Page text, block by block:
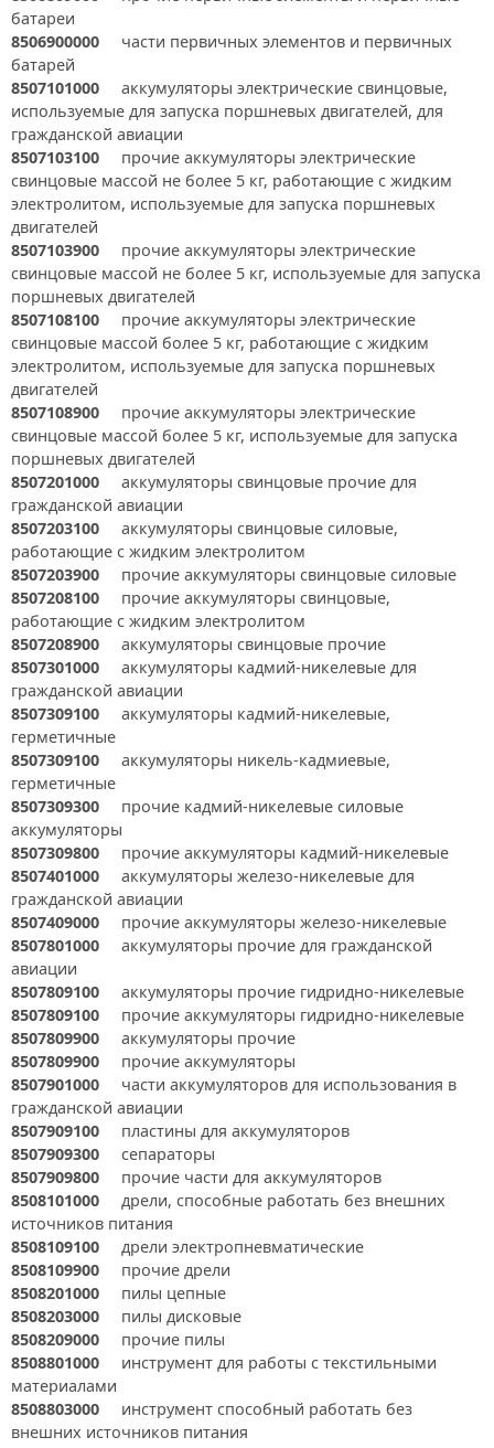
батареи
8506900000 части первичных элементов и первичных
батарей
8507101000 аккумуляторы электрические свинцовые,
используемые для запуска поршневых двигателей, для
гражданской авиации
8507103100 прочие аккумуляторы электрические
свинцовые массой не более 5 кг, работающие с жидким
электролитом, используемые для запуска поршневых
двигателей
8507103900 прочие аккумуляторы электрические
свинцовые массой не более 5 кг, используемые для запуска
поршневых двигателей
8507108100 прочие аккумуляторы электрические
свинцовые массой более 5 кг, работающие с жидким
электролитом, используемые для запуска поршневых
двигателей
8507108900 прочие аккумуляторы электрические
свинцовые массой более 5 кг, используемые для запуска
поршневых двигателей
8507201000 аккумуляторы свинцовые прочие для
гражданской авиации
8507203100 аккумуляторы свинцовые силовые,
работающие с жидким электролитом
8507203900 прочие аккумуляторы свинцовые силовые
8507208100 прочие аккумуляторы свинцовые,
работающие с жидким электролитом
8507208900 аккумуляторы свинцовые прочие
8507301000 аккумуляторы кадмий-никелевые для
гражданской авиации
8507309100 аккумуляторы кадмий-никелевые,
герметичные
8507309100 аккумуляторы никель-кадмиевые,
герметичные
8507309300 прочие кадмий-никелевые силовые
аккумуляторы
8507309800 прочие аккумуляторы кадмий-никелевые
8507401000 аккумуляторы железо-никелевые для
гражданской авиации
8507409000 прочие аккумуляторы железо-никелевые
8507801000 аккумуляторы прочие для гражданской
авиации
8507809100 аккумуляторы прочие гидридно-никелевые
8507809100 прочие аккумуляторы гидридно-никелевые
8507809900 аккумуляторы прочие
8507809900 прочие аккумуляторы
8507901000 части аккумуляторов для использования в
гражданской авиации
8507909100 пластины для аккумуляторов
8507909300 сепараторы
8507909800 прочие части для аккумуляторов
8508101000 дрели, способные работать без внешних
источников питания
8508109100 дрели электропневматические
8508109900 прочие дрели
8508201000 пилы цепные
8508203000 пилы дисковые
8508209000 прочие пилы
8508801000 инструмент для работы с текстильными
материалами
8508803000 инструмент способный работать без
внешних источников питания